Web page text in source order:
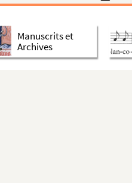
Manuscrits et
Archives